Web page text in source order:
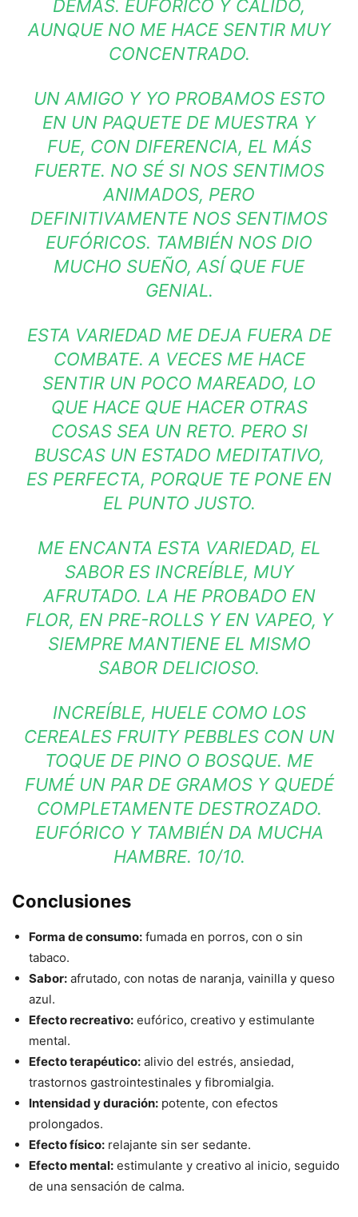
DEMÁS. EUFÓRICO Y CÁLIDO,
AUNQUE NO ME HACE SENTIR MUY
CONCENTRADO.
UN AMIGO Y YO PROBAMOS ESTO
EN UN PAQUETE DE MUESTRA Y
FUE, CON DIFERENCIA, EL MÁS
FUERTE. NO SÉ SI NOS SENTIMOS
ANIMADOS, PERO
DEFINITIVAMENTE NOS SENTIMOS
EUFÓRICOS. TAMBIÉN NOS DIO
MUCHO SUEÑO, ASÍ QUE FUE
GENIAL.
ESTA VARIEDAD ME DEJA FUERA DE
COMBATE. A VECES ME HACE
SENTIR UN POCO MAREADO, LO
QUE HACE QUE HACER OTRAS
COSAS SEA UN RETO. PERO SI
BUSCAS UN ESTADO MEDITATIVO,
ES PERFECTA, PORQUE TE PONE EN
EL PUNTO JUSTO.
ME ENCANTA ESTA VARIEDAD, EL
SABOR ES INCREÍBLE, MUY
AFRUTADO. LA HE PROBADO EN
FLOR, EN PRE-ROLLS Y EN VAPEO, Y
SIEMPRE MANTIENE EL MISMO
SABOR DELICIOSO.
INCREÍBLE, HUELE COMO LOS
CEREALES FRUITY PEBBLES CON UN
TOQUE DE PINO O BOSQUE. ME
FUMÉ UN PAR DE GRAMOS Y QUEDÉ
COMPLETAMENTE DESTROZADO.
EUFÓRICO Y TAMBIÉN DA MUCHA
HAMBRE. 10/10.
Conclusiones
Forma de consumo: fumada en porros, con o sin
tabaco.
Sabor: afrutado, con notas de naranja, vainilla y queso
azul.
Efecto recreativo: eufórico, creativo y estimulante
mental.
Efecto terapéutico: alivio del estrés, ansiedad,
trastornos gastrointestinales y fibromialgia.
Intensidad y duración: potente, con efectos
prolongados.
Efecto físico: relajante sin ser sedante.
Efecto mental: estimulante y creativo al inicio, seguido
de una sensación de calma.